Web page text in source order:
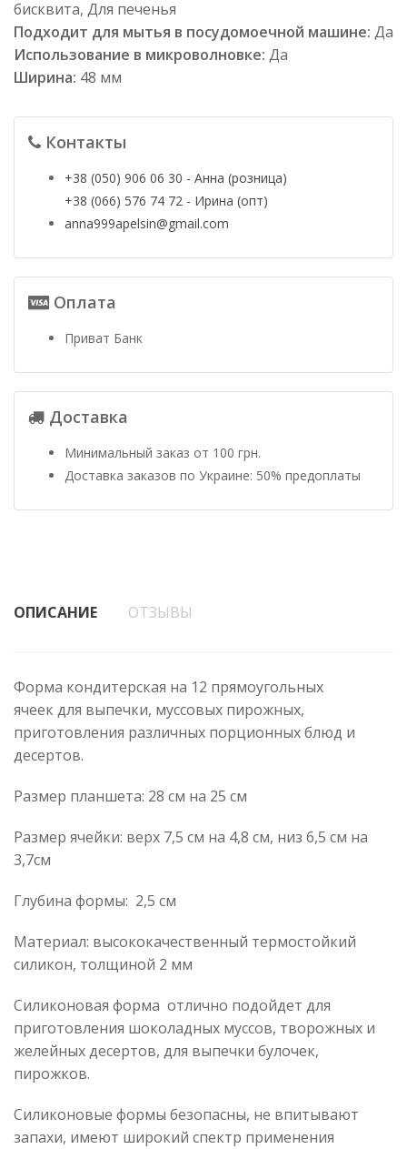
бисквита, Для печенья
Подходит для мытья в посудомоечной машине: Да
Использование в микроволновке: Да
Ширина: 48 мм
Контакты
+38 (050) 906 06 30 - Анна (розница)
+38 (066) 576 74 72 - Ирина (опт)
anna999apelsin@gmail.com
Оплата
Приват Банк
Доставка
Минимальный заказ от 100 грн.
Доставка заказов по Украине: 50% предоплаты
ОПИСАНИЕ ОТЗЫВЫ
Форма кондитерская на 12 прямоугольных
ячеек для выпечки, муссовых пирожных,
приготовления различных порционных блюд и
десертов.
Размер планшета: 28 см на 25 см
Размер ячейки: верх 7,5 см на 4,8 см, низ 6,5 см на
3,7см
Глубина формы: 2,5 см
Материал: высококачественный термостойкий
силикон, толщиной 2 мм
Силиконовая форма отлично подойдет для
приготовления шоколадных муссов, творожных и
желейных десертов, для выпечки булочек,
пирожков.
Силиконовые формы безопасны, не впитывают
запахи, имеют широкий спектр применения